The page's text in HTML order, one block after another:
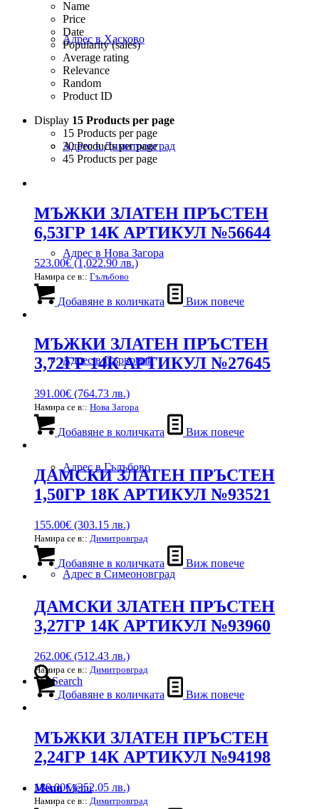
Адрес в Хасково
Адрес в Димитровград
Адрес в Нова Загора
Адрес в Първомай
Адрес в Гълъбово
Адрес в Симеоновград
Search
Menu Menu
Name
Price
Date
Popularity (sales)
Average rating
Relevance
Random
Product ID
Display 15 Products per page
15 Products per page
30 Products per page
45 Products per page
МЪЖКИ ЗЛАТЕН ПРЪСТЕН
6,53ГР 14К АРТИКУЛ №56644
523.00€ (1,022.90 лв.)
Намира се в:: Гълъбово
Добавяне в количката Виж повече
МЪЖКИ ЗЛАТЕН ПРЪСТЕН
3,72ГР 14К АРТИКУЛ №27645
391.00€ (764.73 лв.)
Намира се в:: Нова Загора
Добавяне в количката Виж повече
ДАМСКИ ЗЛАТЕН ПРЪСТЕН
1,50ГР 18К АРТИКУЛ №93521
155.00€ (303.15 лв.)
Намира се в:: Димитровград
Добавяне в количката Виж повече
ДАМСКИ ЗЛАТЕН ПРЪСТЕН
3,27ГР 14К АРТИКУЛ №93960
262.00€ (512.43 лв.)
Намира се в:: Димитровград
Добавяне в количката Виж повече
МЪЖКИ ЗЛАТЕН ПРЪСТЕН
2,24ГР 14К АРТИКУЛ №94198
180.00€ (352.05 лв.)
Намира се в:: Димитровград